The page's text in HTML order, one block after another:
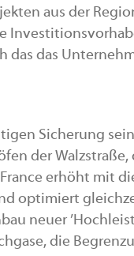
aus der
das das
Sicherung
der Walzstraße,
erhöht mit
optimiert
neuer
die